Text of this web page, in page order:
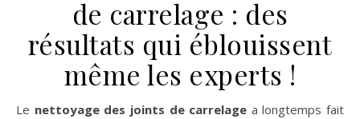
de carrelage : des
résultats qui éblouissent
même les experts !
Le nettoyage des joints de carrelage a longtemps fait